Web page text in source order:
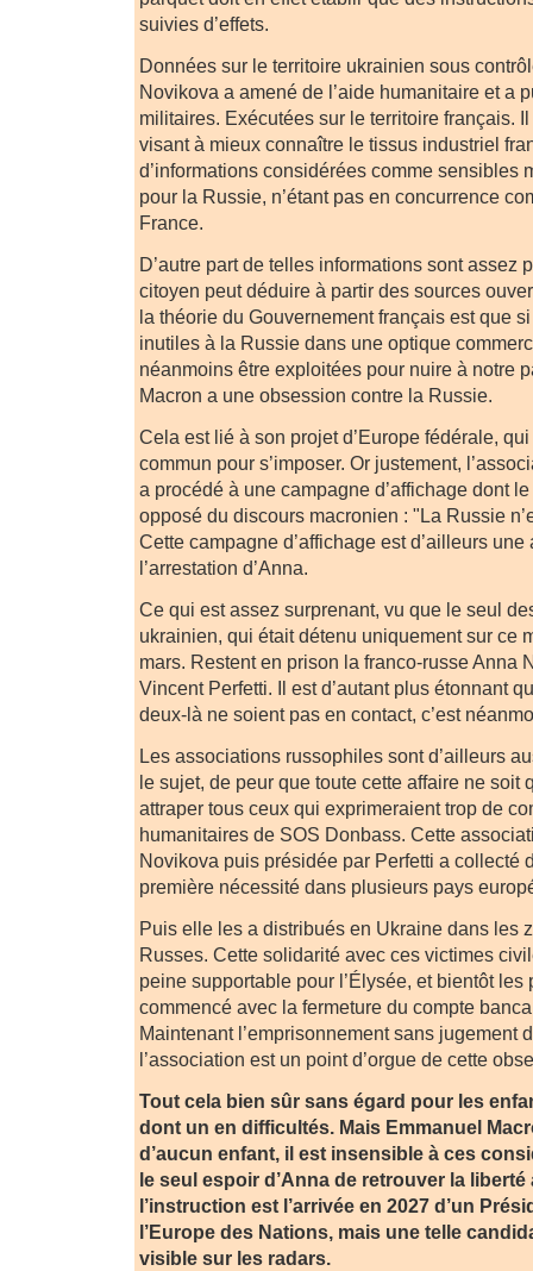
suivies d’effets.
Données sur le territoire ukrainien sous
Novikova a amené de l’aide humanitaire et a
militaires. Exécutées sur le territoire français.
visant à mieux connaître le tissus industriel
d’informations considérées comme sensibles
pour la Russie, n’étant pas en concurrence
France.
D’autre part de telles informations sont assez
citoyen peut déduire à partir des sources
la théorie du Gouvernement français est que
inutiles à la Russie dans une optique
néanmoins être exploitées pour nuire à notre
Macron a une obsession contre la Russie.
Cela est lié à son projet d’Europe fédérale,
commun pour s’imposer. Or justement,
a procédé à une campagne d’affichage dont le
opposé du discours macronien : "La Russie
Cette campagne d’affichage est d’ailleurs
l’arrestation d’Anna.
Ce qui est assez surprenant, vu que le seul
ukrainien, qui était détenu uniquement sur ce
mars. Restent en prison la franco-russe Anna
Vincent Perfetti. Il est d’autant plus étonnant
deux-là ne soient pas en contact, c’est
Les associations russophiles sont d’ailleurs
le sujet, de peur que toute cette affaire ne soit
attraper tous ceux qui exprimeraient trop de
humanitaires de SOS Donbass. Cette
Novikova puis présidée par Perfetti a collecté
première nécessité dans plusieurs pays
Puis elle les a distribués en Ukraine dans les
Russes. Cette solidarité avec ces victimes
peine supportable pour l’Élysée, et bientôt les
commencé avec la fermeture du compte
Maintenant l’emprisonnement sans jugement
l’association est un point d’orgue de cette
Tout cela bien sûr sans égard pour les
dont un en difficultés. Mais Emmanuel
d’aucun enfant, il est insensible à ces
le seul espoir d’Anna de retrouver la liberté
l’instruction est l’arrivée en 2027 d’un
l’Europe des Nations, mais une telle
visible sur les radars.